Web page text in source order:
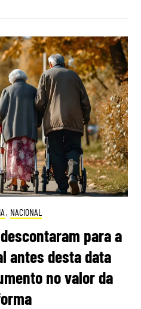
, NACIONAL
para a
antes desta data
no valor da